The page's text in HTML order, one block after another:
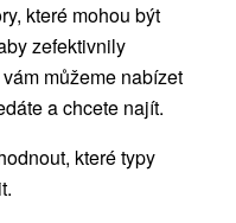
NEJDRAŽŠÍ PODLE
které mohou být
zefektivnily
můžeme nabízet
a chcete najít.
které typy